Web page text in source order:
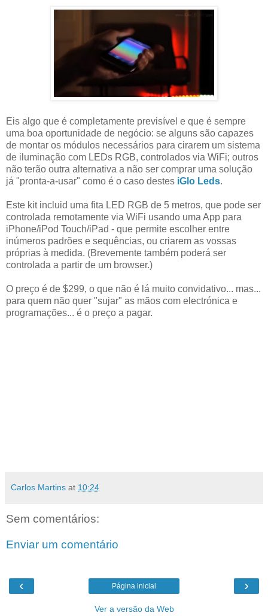
Eis algo que é completamente previsível e que é sempre
uma boa oportunidade de negócio: se alguns são capazes
de montar os módulos necessários para cirarem um sistema
de iluminação com LEDs RGB, controlados via WiFi; outros
não terão outra alternativa a não ser comprar uma solução
já "pronta-a-usar" como é o caso destes iGlo Leds.
Este kit incluid uma fita LED RGB de 5 metros, que pode ser
controlada remotamente via WiFi usando uma App para
iPhone/iPod Touch/iPad - que permite escolher entre
inúmeros padrões e sequências, ou criarem as vossas
próprias à medida. (Brevemente também poderá ser
controlada a partir de um browser.)
O preço é de $299, o que não é lá muito convidativo... mas...
para quem não quer "sujar" as mãos com electrónica e
programações... é o preço a pagar.
Carlos Martins at 10:24
Sem comentários:
Enviar um comentário
‹ ›
Página inicial
Ver a versão da Web